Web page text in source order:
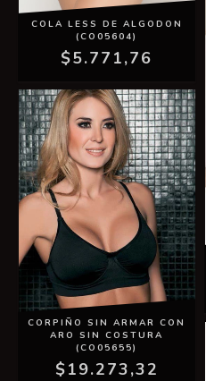
COLA LESS DE ALGODON
(CO05604)
$5.771,76
CORPIÑO SIN ARMAR CON
ARO SIN COSTURA
(CO05655)
$19.273,32